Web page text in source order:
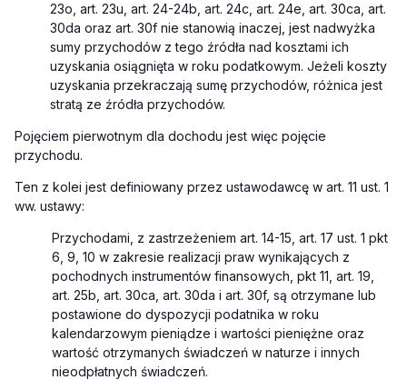
23o, art. 23u, art. 24-24b, art. 24c, art. 24e, art. 30ca, art.
30da oraz art. 30f nie stanowią inaczej, jest nadwyżka
sumy przychodów z tego źródła nad kosztami ich
uzyskania osiągnięta w roku podatkowym. Jeżeli koszty
uzyskania przekraczają sumę przychodów, różnica jest
stratą ze źródła przychodów.
Pojęciem pierwotnym dla dochodu jest więc pojęcie
przychodu.
Ten z kolei jest definiowany przez ustawodawcę w art. 11 ust. 1
ww. ustawy:
Przychodami, z zastrzeżeniem art. 14-15, art. 17 ust. 1 pkt
6, 9, 10 w zakresie realizacji praw wynikających z
pochodnych instrumentów finansowych, pkt 11, art. 19,
art. 25b, art. 30ca, art. 30da i art. 30f, są otrzymane lub
postawione do dyspozycji podatnika w roku
kalendarzowym pieniądze i wartości pieniężne oraz
wartość otrzymanych świadczeń w naturze i innych
nieodpłatnych świadczeń.